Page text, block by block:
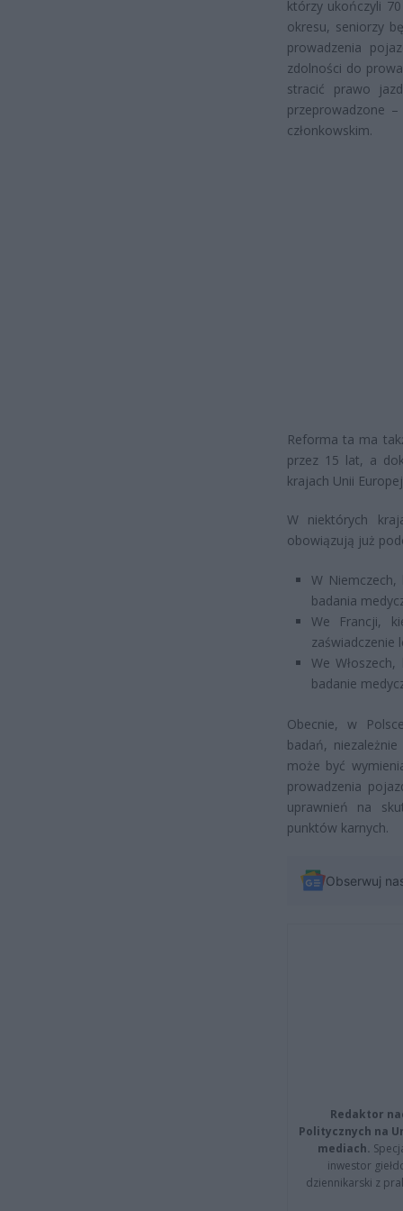
którzy ukończyli
okresu, seniorzy
prowadzenia
zdolności do
stracić prawo
przeprowadzone
członkowskim.
Reforma ta ma
przez 15 lat, a
krajach Unii
W niektórych
obowiązują już
W
badania
We Francji,
zaświadczenie
We
badanie
Obecnie, w
badań,
może być
prowadzenia
uprawnień na
punktów karnych.
Obserwuj
Redaktor
Politycznych na
mediach.
inwestor
dziennikarski z